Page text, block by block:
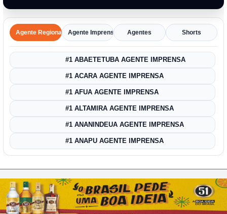
Agente Regional Agente Imprensa Amazônica
Agentes Shorts
#1 ABAETETUBA AGENTE IMPRENSA
#1 ACARA AGENTE IMPRENSA
#1 AFUA AGENTE IMPRENSA
#1 ALTAMIRA AGENTE IMPRENSA
#1 ANANINDEUA AGENTE IMPRENSA
#1 ANAPU AGENTE IMPRENSA